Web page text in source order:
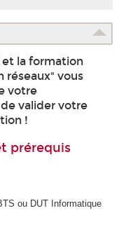
la formation
réseaux" vous
votre
valider votre
!
prérequis
ou DUT Informatique